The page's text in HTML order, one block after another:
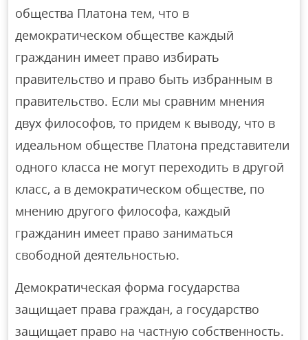
общества Платона тем, что в
демократическом обществе каждый
гражданин имеет право избирать
правительство и право быть избранным в
правительство. Если мы сравним мнения
двух философов, то придем к выводу, что в
идеальном обществе Платона представители
одного класса не могут переходить в другой
класс, а в демократическом обществе, по
мнению другого философа, каждый
гражданин имеет право заниматься
свободной деятельностью.
Демократическая форма государства
защищает права граждан, а государство
защищает право на частную собственность.